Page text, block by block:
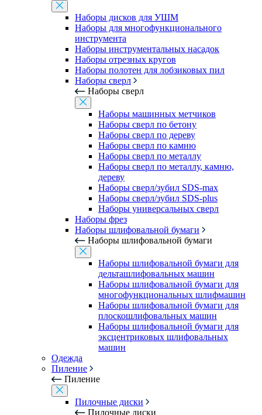
Наборы дисков для УШМ
Наборы для многофункционального
инструмента
Наборы инструментальных насадок
Наборы отрезных кругов
Наборы полотен для лобзиковых пил
Наборы сверл
Наборы сверл
Наборы машинных метчиков
Наборы сверл по бетону
Наборы сверл по дереву
Наборы сверл по камню
Наборы сверл по металлу
Наборы сверл по металлу, камню,
дереву
Наборы сверл/зубил SDS-max
Наборы сверл/зубил SDS-plus
Наборы универсальных сверл
Наборы фрез
Наборы шлифовальной бумаги
Наборы шлифовальной бумаги
Наборы шлифовальной бумаги для
дельташлифовальных машин
Наборы шлифовальной бумаги для
многофункциональных шлифмашин
Наборы шлифовальной бумаги для
плоскошлифовальных машин
Наборы шлифовальной бумаги для
эксцентриковых шлифовальных
машин
Одежда
Пиление
Пиление
Пилочные диски
Пилочные диски